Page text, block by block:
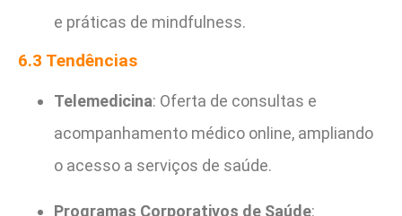
e práticas de mindfulness.
6.3 Tendências
Telemedicina: Oferta de consultas e
acompanhamento médico online, ampliando
o acesso a serviços de saúde.
Programas Corporativos de Saúde: